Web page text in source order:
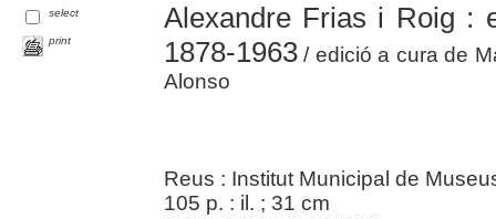
select
print
Alexandre Frias i Roig :
1878-1963/ edició a cura de
Alonso
Reus : Institut Municipal de
105 p. : il. ; 31 cm